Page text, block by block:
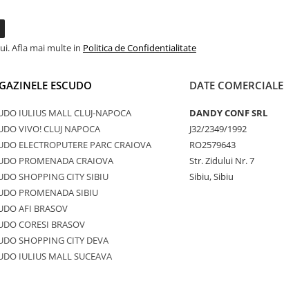
Afla mai multe in Politica de Confidentialitate
ESCUDO
IULIUS MALL CLUJ-NAPOCA
VIVO! CLUJ NAPOCA
ELECTROPUTERE PARC CRAIOVA
PROMENADA CRAIOVA
SHOPPING CITY SIBIU
PROMENADA SIBIU
AFI BRASOV
CORESI BRASOV
SHOPPING CITY DEVA
IULIUS MALL SUCEAVA
DATE COMERCIALE
DANDY CONF SRL
J32/2349/1992
RO2579643
Str. Zidului Nr. 7
Sibiu, Sibiu